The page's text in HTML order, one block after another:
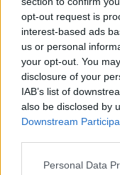
opt-out request is
interest-based ads
us or personal
your opt-out. You
disclosure of your
IAB’s list of
also be disclosed by
Downstream
Personal Data
nok få de fleste
op en ekstra gang.
Men det var
stranden i Ålbæk
Og der er faktisk
Annika Thomsen,